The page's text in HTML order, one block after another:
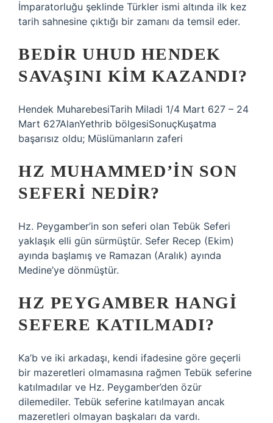
İmparatorluğu şeklinde Türkler ismi altında ilk kez
tarih sahnesine çıktığı bir zamanı da temsil eder.
BEDIR UHUD HENDEK
SAVAŞINI KIM KAZANDI?
Hendek MuharebesiTarih Miladi 1/4 Mart 627 – 24
Mart 627AlanYethrib bölgesiSonuçKuşatma
başarısız oldu; Müslümanların zaferi
HZ MUHAMMED’IN SON
SEFERI NEDIR?
Hz. Peygamber’in son seferi olan Tebük Seferi
yaklaşık elli gün sürmüştür. Sefer Recep (Ekim)
ayında başlamış ve Ramazan (Aralık) ayında
Medine’ye dönmüştür.
HZ PEYGAMBER HANGI
SEFERE KATILMADI?
Ka’b ve iki arkadaşı, kendi ifadesine göre geçerli
bir mazeretleri olmamasına rağmen Tebük seferine
katılmadılar ve Hz. Peygamber’den özür
dilemediler. Tebük seferine katılmayan ancak
mazeretleri olmayan başkaları da vardı.